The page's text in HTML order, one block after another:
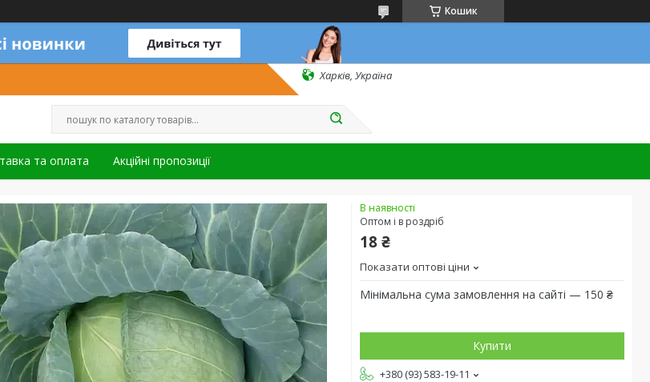
Кошик
Харків, Україна
та оплата Акційні пропозиції
В наявності
Оптом і в роздріб
18 ₴
Показати оптові ціни
Мінімальна сума замовлення на сайті — 150 ₴
Купити
+380 (93) 583-19-11